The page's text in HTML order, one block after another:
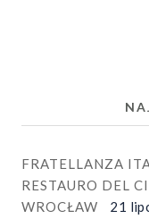
FRATELLANZA
RESTAURO DEL
WROCŁAW
21